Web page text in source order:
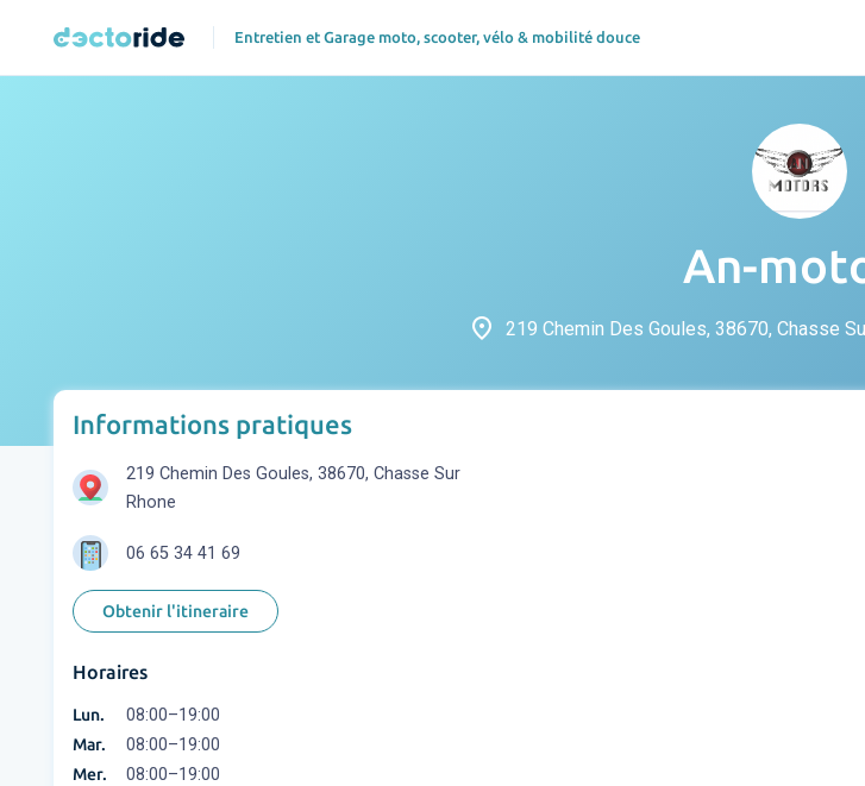
Entretien et Garage moto, scooter, vélo & mobilité douce
An-
place 219 Chemin Des Goules, 38670, Chasse
Informations pratiques
219 Chemin Des Goules, 38670, Chasse Sur
Rhone
06 65 34 41 69
Obtenir l'itineraire
Horaires
Lun. 08:00–19:00
Mar. 08:00–19:00
Mer. 08:00–19:00